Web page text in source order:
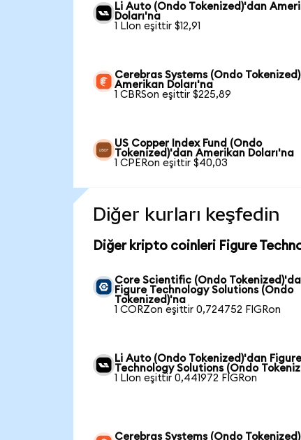
Li Auto (Ondo Tokenized)'dan
Doları'na
1 LIon eşittir $12,91
Cerebras Systems (Ondo
Amerikan Doları'na
1 CBRSon eşittir $225,89
US Copper Index Fund (Ondo
Tokenized)'dan Amerikan Doları'na
1 CPERon eşittir $40,03
Diğer kurları keşfedin
Diğer kripto coinleri Figure
Core Scientific (Ondo
Figure Technology Solutions (Ondo
Tokenized)'na
1 CORZon eşittir 0,724752 FIGRon
Li Auto (Ondo Tokenized)'dan Figure
Technology Solutions (Ondo
1 LIon eşittir 0,441972 FIGRon
Cerebras Systems (Ondo